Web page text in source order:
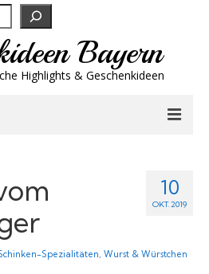
Bayern
Highlights & Geschenkideen
10
OKT. 2019
Spezialitäten, Wurst & Würstchen